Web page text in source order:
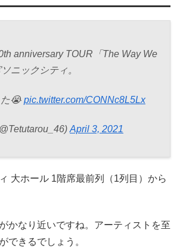
anniversary TOUR「The Way We
ニックシティ。
た😭 pic.twitter.com/CONNc8L5Lx
April 3, 2021
大ホール 1階席最前列（1列目）から
かなり近いですね。アーティストを至
できるでしょう。